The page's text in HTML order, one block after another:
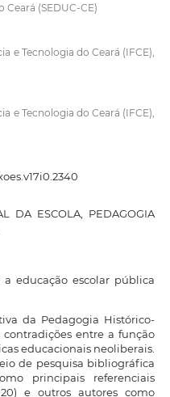
(SEDUC-CE)
e Tecnologia do Ceará (IFCE),
e Tecnologia do Ceará (IFCE),
DA ESCOLA, PEDAGOGIA
educação escolar pública
da Pedagogia Histórico-
contradições entre a função
educacionais neoliberais.
de pesquisa bibliográfica
principais referenciais
e outros autores como